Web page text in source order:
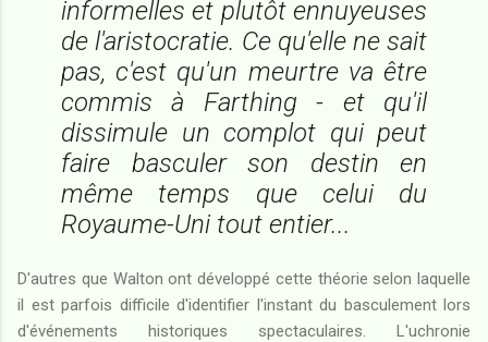
informelles et plutôt ennuyeuses
de l'aristocratie. Ce qu'elle ne sait
pas, c'est qu'un meurtre va être
commis à Farthing - et qu'il
dissimule un complot qui peut
faire basculer son destin en
même temps que celui du
Royaume-Uni tout entier...
D'autres que Walton ont développé cette théorie selon laquelle
il est parfois difficile d'identifier l'instant du basculement lors
d'événements historiques spectaculaires. L'uchronie